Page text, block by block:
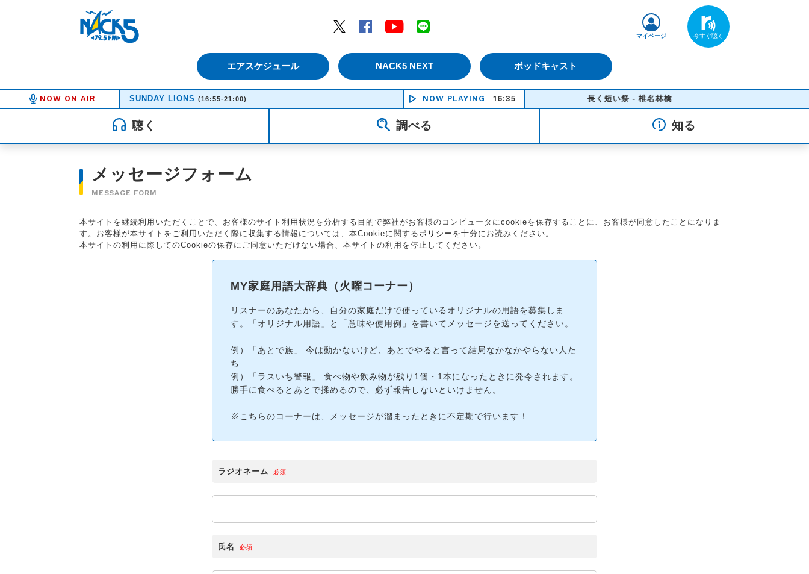
Twitter
Facebook YouTube
エアスケジュール NACK5 NEXT ポッドキャスト
マイページ
NOW ON AIR SUNDAY LIONS (16:55-21:00) NOW PLAYING 16:35 長く短い祭 - 椎名林檎
聴く 調べる 知る
メッセージフォーム
MESSAGE FORM
本サイトを継続利用いただくことで、お客様のサイト利用状況を分析する目的で弊社がお客様のコンピュータにcookieを保存することに、お客様が同意したことになりま
す。お客様が本サイトをご利用いただく際に収集する情報については、本Cookieに関するポリシー を十分にお読みください。
本サイトの利用に際してのCookieの保存にご同意いただけない場合、本サイトの利用を停止してください。
MY家庭用語大辞典（火曜コーナー）
リスナーのあなたから、自分の家庭だけで使っているオリジナルの用語を募集しま
す。「オリジナル用語」と「意味や使用例」を書いてメッセージを送ってください。
例）「あとで族」 今は動かないけど、あとでやると言って結局なかなかやらない人た
ち
例）「ラスいち警報」 食べ物や飲み物が残り1個・1本になったときに発令されます。
勝手に食べるとあとで揉めるので、必ず報告しないといけません。
※こちらのコーナーは、メッセージが溜まったときに不定期で行います！
ラジオネーム 必須
氏名 必須